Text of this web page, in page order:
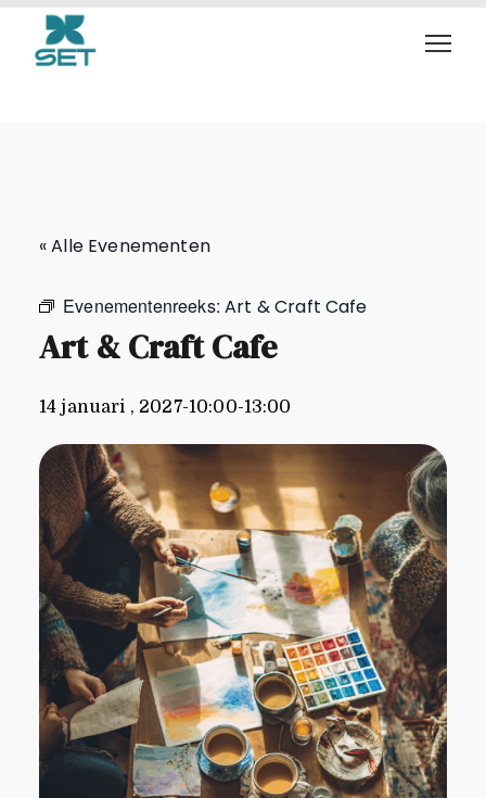
Art & Craft Cafe
« Alle Evenementen
Evenementenreeks:Art & Craft Cafe
Art & Craft Cafe
14 januari , 2027-10:00-13:00